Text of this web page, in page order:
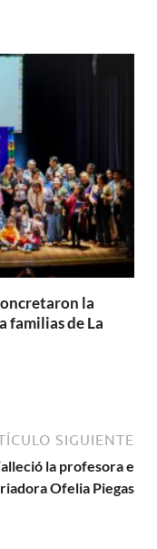
la
familias de La
SIGUIENTE
la profesora e
Ofelia Piegas